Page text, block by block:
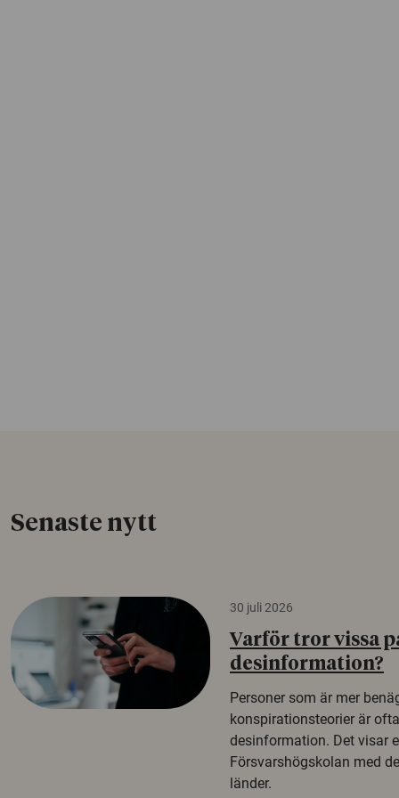
Senaste nytt
30 juli 2026
Varför tror vissa
desinformation?
Personer som är mer
konspirationsteorier är
desinformation. Det visar
Försvarshögskolan med
länder.